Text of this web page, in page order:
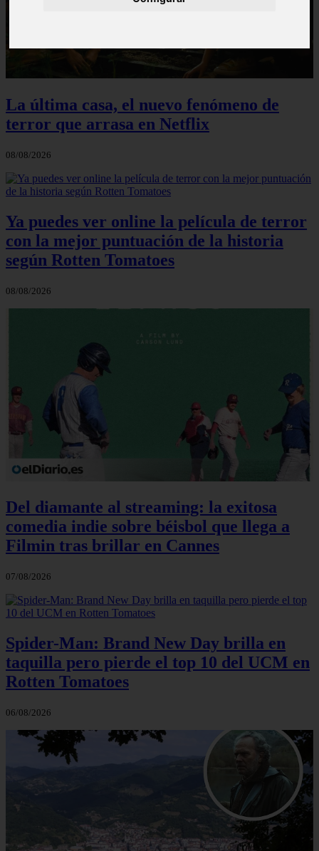
La última casa, el nuevo fenómeno de
terror que arrasa en Netflix
08/08/2026
Ya puedes ver online la película de terror
con la mejor puntuación de la historia
según Rotten Tomatoes
08/08/2026
Del diamante al streaming: la exitosa
comedia indie sobre béisbol que llega a
Filmin tras brillar en Cannes
07/08/2026
Spider-Man: Brand New Day brilla en
taquilla pero pierde el top 10 del UCM en
Rotten Tomatoes
06/08/2026